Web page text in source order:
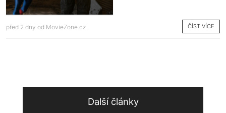
před 2 dny od MovieZone.cz ČÍST VÍCE
Další články